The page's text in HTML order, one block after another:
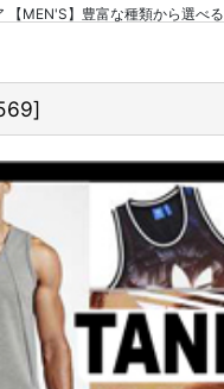
MEN'S】豊富な種類から選べる
]